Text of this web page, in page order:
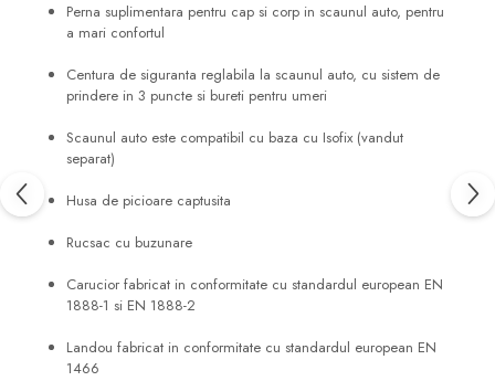
Perna suplimentara pentru cap si corp in scaunul auto, pentru
a mari confortul
Centura de siguranta reglabila la scaunul auto, cu sistem de
prindere in 3 puncte si bureti pentru umeri
Scaunul auto este compatibil cu baza cu Isofix (vandut
separat)
Husa de picioare captusita
Rucsac cu buzunare
Carucior fabricat in conformitate cu standardul european EN
1888-1 si EN 1888-2
Landou fabricat in conformitate cu standardul european EN
1466